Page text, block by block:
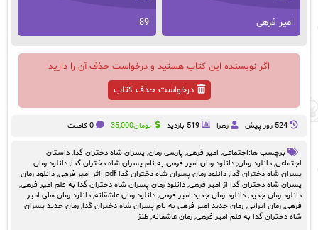
امیر فرهی 89
اگر نویسنده این کتاب هستید و درخواست حذف آن را دارید
درخواست حذف کتاب
524 روز پيش زهرا 519 بازدید تومان35,000 0 کامنت
برچسب ها:اجتماعی, امیر فرهی, پارسی رمان, پسران شاه دختران گدا, داستان
اجتماعی, دانلود رمان, دانلود رمان امیر فرهی به نام پسران شاه دختران گدا, دانلود رمان
پسران شاه دختران گدا, دانلود رمان پسران شاه دختران گدا pdf |اثر امیر فرهی , دانلود رمان
پسران شاه دختران گدا از امیر فرهی, دانلود رمان پسران شاه دختران گدا به قلم امیر فرهی,
دانلود رمان جدید, دانلود رمان جدید امیر فرهی, دانلود رمان عاشقانه, دانلود رمان های امیر
فرهی, رمان ایرانی, رمان جدید امیر فرهی به نام پسران شاه دختران گدا, رمان جدید پسران
شاه دختران گدا به قلم امیر فرهی, رمان عاشقانه, طنز